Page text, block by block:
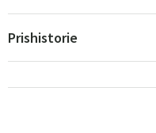
Prishistorie